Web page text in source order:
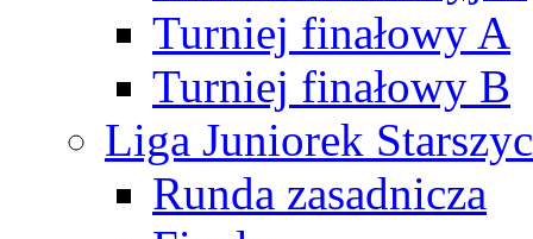
Turniej finałowy A
Turniej finałowy B
Liga Juniorek
Runda zasadnicza